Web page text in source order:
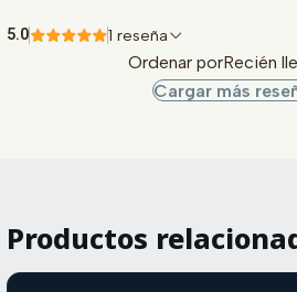
5.0 1 reseña
Ordenar porRecién
Cargar más
Productos